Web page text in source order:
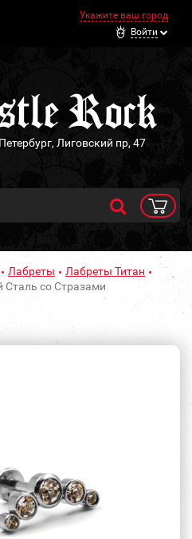
Укажите ваш город
Войти
Лиговский пр, 47
Лабреты
Лабреты Титан
Сталь со Стразами